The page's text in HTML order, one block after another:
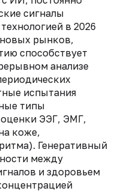
сигналы
в 2026
рынков,
способствует
анализе
испытания
типы
ЭЭГ, ЭМГ,
коже,
Генеративный
между
и здоровьем